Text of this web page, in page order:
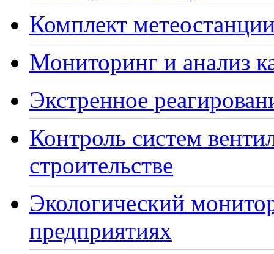
Комплект
Мониторинг и анализ
Экстренное
Контроль систем
строительстве
Экологический
предприятиях